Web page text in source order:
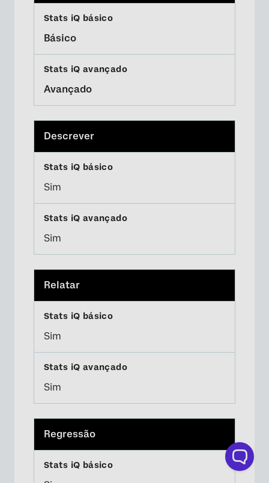
×
Básico
Avançado
Descrever
Sim
Sim
Relatar
Sim
Sim
Regressão